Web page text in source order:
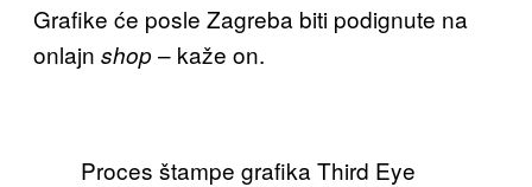
Grafike će posle Zagreba biti podignute na
onlajn shop– kaže on.
Proces štampe grafika Third Eye